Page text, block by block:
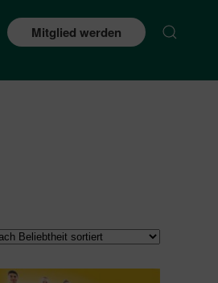
Mitglied werden